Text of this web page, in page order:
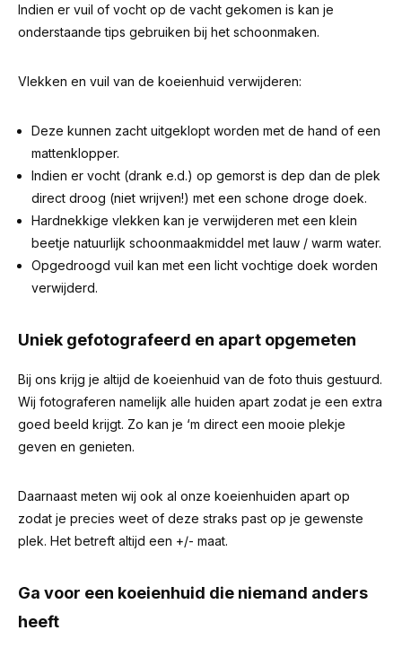
Indien er vuil of vocht op de vacht gekomen is kan je
onderstaande tips gebruiken bij het schoonmaken.
Vlekken en vuil van de koeienhuid verwijderen:
Deze kunnen zacht uitgeklopt worden met de hand of een
mattenklopper.
Indien er vocht (drank e.d.) op gemorst is dep dan de plek
direct droog (niet wrijven!) met een schone droge doek.
Hardnekkige vlekken kan je verwijderen met een klein
beetje natuurlijk schoonmaakmiddel met lauw / warm water.
Opgedroogd vuil kan met een licht vochtige doek worden
verwijderd.
Uniek gefotografeerd en apart opgemeten
Bij ons krijg je altijd de koeienhuid van de foto thuis gestuurd.
Wij fotograferen namelijk alle huiden apart zodat je een extra
goed beeld krijgt. Zo kan je ‘m direct een mooie plekje
geven en genieten.
Daarnaast meten wij ook al onze koeienhuiden apart op
zodat je precies weet of deze straks past op je gewenste
plek. Het betreft altijd een +/- maat.
Ga voor een koeienhuid die niemand anders
heeft